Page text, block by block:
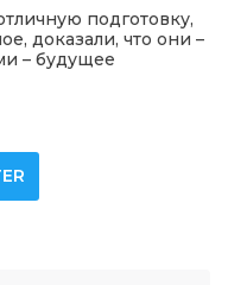
подготовку,
доказали, что они –
– будущее